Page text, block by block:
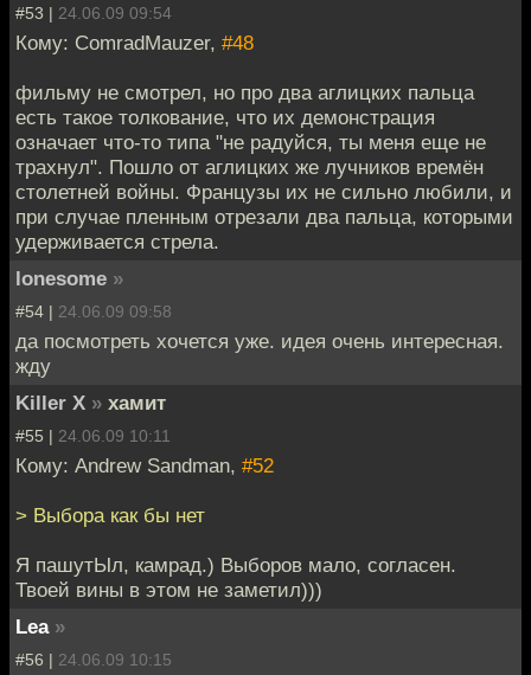
#53 | 24.06.09 09:54
Кому: ComradMauzer, #48
фильму не смотрел, но про два аглицких пальца
есть такое толкование, что их демонстрация
означает что-то типа "не радуйся, ты меня еще не
трахнул". Пошло от аглицких же лучников времён
столетней войны. Французы их не сильно любили, и
при случае пленным отрезали два пальца, которыми
удерживается стрела.
lonesome »
#54 | 24.06.09 09:58
да посмотреть хочется уже. идея очень интересная.
жду
Killer X » хамит
#55 | 24.06.09 10:11
Кому: Andrew Sandman, #52
> Выбора как бы нет
Я пашутЫл, камрад.) Выборов мало, согласен.
Твоей вины в этом не заметил)))
Lea »
#56 | 24.06.09 10:15